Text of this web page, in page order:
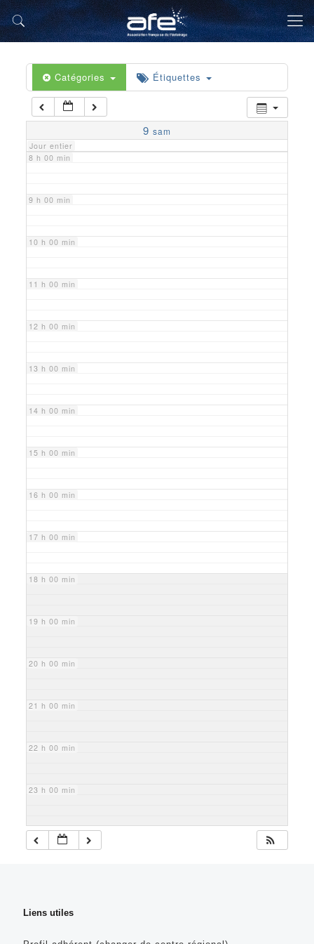
Catégories Étiquettes
9 sam
Jour entier
5 h 00 min
6 h 00 min
7 h 00 min
8 h 00 min
9 h 00 min
10 h 00 min
11 h 00 min
12 h 00 min
13 h 00 min
14 h 00 min
15 h 00 min
16 h 00 min
17 h 00 min
18 h 00 min
19 h 00 min
20 h 00 min
21 h 00 min
22 h 00 min
23 h 00 min
Liens utiles